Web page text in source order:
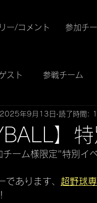
ー/コメント 参加チ
スト 参戦チーム
】
2025年9月13日 読了時間:
ーム様限定"特別イ
であります、 超野球